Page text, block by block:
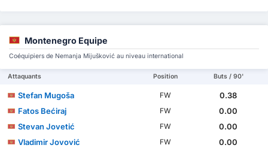
Montenegro Equipe
Coéquipiers de Nemanja Mijušković au niveau international
Attaquants Position Buts / 90'
Stefan Mugoša FW
0.38
Fatos Bećiraj
FW
0.00
Stevan Jovetić
FW
0.00
Vladimir Jovović
FW
0.00